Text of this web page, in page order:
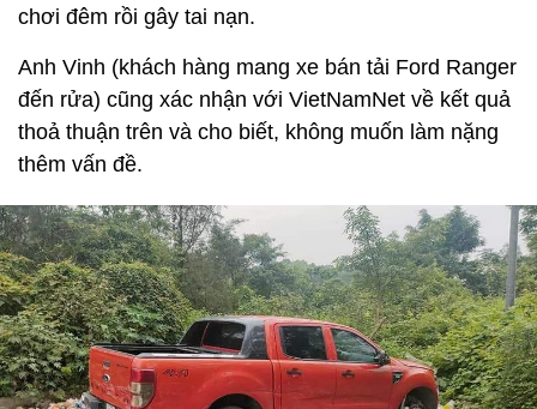
chơi đêm rồi gây tai nạn.
Anh Vinh (khách hàng mang xe bán tải Ford Ranger
đến rửa) cũng xác nhận với VietNamNet về kết quả
thoả thuận trên và cho biết, không muốn làm nặng
thêm vấn đề.